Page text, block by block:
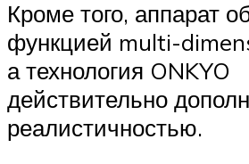
Кроме того, аппарат
функцией multi-
а технология ONKYO
действительно
реалистичностью.